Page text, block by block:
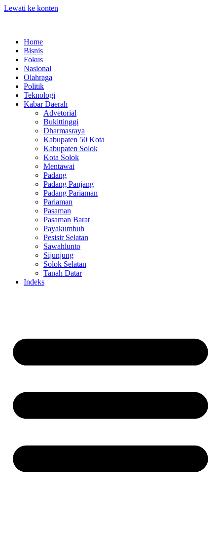
Lewati ke konten
Home
Bisnis
Fokus
Nasional
Olahraga
Politik
Teknologi
Kabar Daerah
Advetorial
Bukittinggi
Dharmasraya
Kabupaten 50 Kota
Kabupaten Solok
Kota Solok
Mentawai
Padang
Padang Panjang
Padang Pariaman
Pariaman
Pasaman
Pasaman Barat
Payakumbuh
Pesisir Selatan
Sawahlunto
Sijunjung
Solok Selatan
Tanah Datar
Indeks